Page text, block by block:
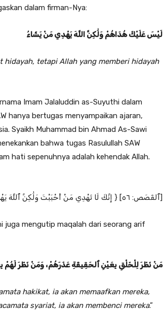
dalam firman-Nya:
لَيْسَ عَلَيْكَ هُدَاهُمْ وَلَٰكِنَّ اللَّهَ يَهْدِي مَنْ يَشَاءُ
hidayah, tetapi Allah yang memberi hidayah
Imam Jalaluddin as-Suyuthi dalam
hanya bertugas menyampaikan ajaran,
Syaikh Muhammad bin Ahmad As-Sawi
bahwa tugas Rasulullah SAW
hati sepenuhnya adalah kehendak Allah.
{ إِنَّكَ لَا تَهْدِي مَنْ أَحْبَبْتَ وَلَٰكِنَّ ٱللَّهَ يَهْدِي مَنْ يَشَاءُ } [ٱلقَصَص: ٥٦]
juga mengutip maqalah dari seorang arif
مَنْ نَظَرَ لِلْخَلْقِ بِعَيْنِ ٱلحَقِيقَةِ عَذَرَهُمْ، وَمَنْ نَظَرَ لَهُمْ
hakikat, ia akan memaafkan mereka,
syariat, ia akan membenci mereka.”